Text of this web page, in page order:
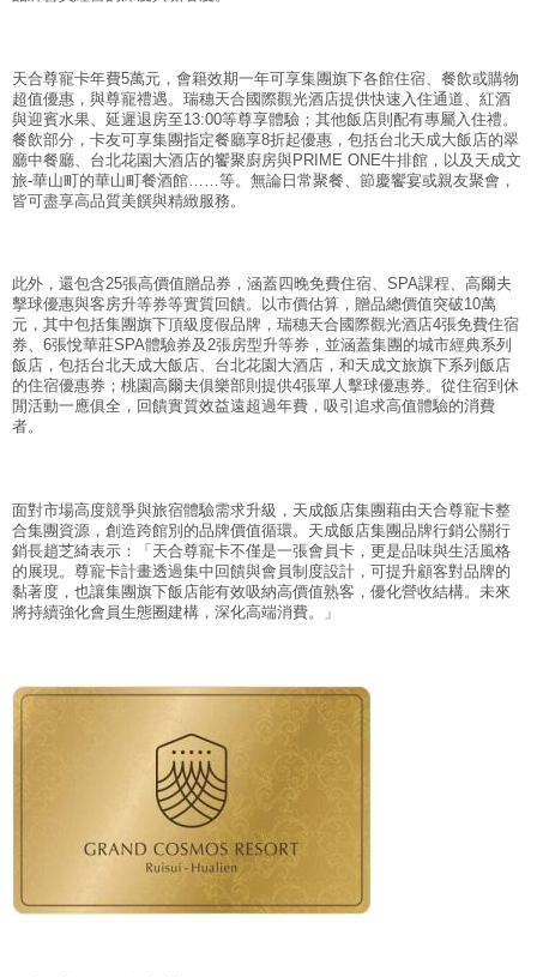
天合尊寵卡年費5萬元，會籍效期一年可享集團旗下各館住宿、餐飲或購物
超值優惠，與尊寵禮遇。瑞穗天合國際觀光酒店提供快速入住通道、紅酒
與迎賓水果、延遲退房至13:00等尊享體驗；其他飯店則配有專屬入住禮。
餐飲部分，卡友可享集團指定餐廳享8折起優惠，包括台北天成大飯店的翠
廳中餐廳、台北花園大酒店的饗聚廚房與PRIME ONE牛排館，以及天成文
旅-華山町的華山町餐酒館……等。無論日常聚餐、節慶饗宴或親友聚會，
皆可盡享高品質美饌與精緻服務。
此外，還包含25張高價值贈品券，涵蓋四晚免費住宿、SPA課程、高爾夫
擊球優惠與客房升等券等實質回饋。以市價估算，贈品總價值突破10萬
元，其中包括集團旗下頂級度假品牌，瑞穗天合國際觀光酒店4張免費住宿
券、6張悅華莊SPA體驗券及2張房型升等券，並涵蓋集團的城市經典系列
飯店，包括台北天成大飯店、台北花園大酒店，和天成文旅旗下系列飯店
的住宿優惠券；桃園高爾夫俱樂部則提供4張單人擊球優惠券。從住宿到休
閒活動一應俱全，回饋實質效益遠超過年費，吸引追求高值體驗的消費
者。
面對市場高度競爭與旅宿體驗需求升級，天成飯店集團藉由天合尊寵卡整
合集團資源，創造跨館別的品牌價值循環。天成飯店集團品牌行銷公關行
銷長趙芝綺表示：「天合尊寵卡不僅是一張會員卡，更是品味與生活風格
的展現。尊寵卡計畫透過集中回饋與會員制度設計，可提升顧客對品牌的
黏著度，也讓集團旗下飯店能有效吸納高價值熟客，優化營收結構。未來
將持續強化會員生態圈建構，深化高端消費。」